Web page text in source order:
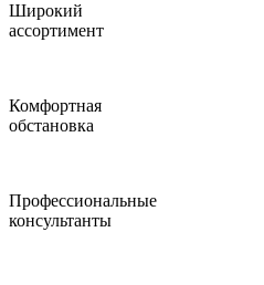
Широкий
ассортимент
Комфортная
обстановка
Профессиональные
консультанты